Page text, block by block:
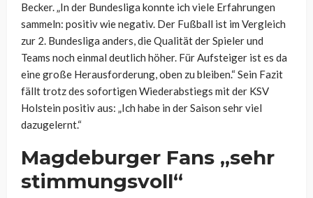
Becker. „In der Bundesliga konnte ich viele Erfahrungen
sammeln: positiv wie negativ. Der Fußball ist im Vergleich
zur 2. Bundesliga anders, die Qualität der Spieler und
Teams noch einmal deutlich höher. Für Aufsteiger ist es da
eine große Herausforderung, oben zu bleiben.“ Sein Fazit
fällt trotz des sofortigen Wiederabstiegs mit der KSV
Holstein positiv aus: „Ich habe in der Saison sehr viel
dazugelernt.“
Magdeburger Fans „sehr
stimmungsvoll“